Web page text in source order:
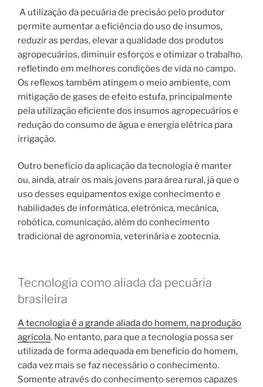
A utilização da pecuária de precisão pelo produtor
permite aumentar a eficiência do uso de insumos,
reduzir as perdas, elevar a qualidade dos produtos
agropecuários, diminuir esforços e otimizar o trabalho,
refletindo em melhores condições de vida no campo.
Os reflexos também atingem o meio ambiente, com
mitigação de gases de efeito estufa, principalmente
pela utilização eficiente dos insumos agropecuários e
redução do consumo de água e energia elétrica para
irrigação.
Outro benefício da aplicação da tecnologia é manter
ou, ainda, atrair os mais jovens para área rural, já que o
uso desses equipamentos exige conhecimento e
habilidades de informática, eletrônica, mecânica,
robótica, comunicação, além do conhecimento
tradicional de agronomia, veterinária e zootecnia.
Tecnologia como aliada da pecuária
brasileira
A tecnologia é a grande aliada do homem, na produção
agrícola. No entanto, para que a tecnologia possa ser
utilizada de forma adequada em beneficio do homem,
cada vez mais se faz necessário o conhecimento.
Somente através do conhecimento seremos capazes